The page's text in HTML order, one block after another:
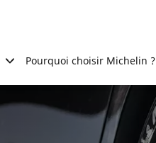
Pourquoi choisir Michelin ?